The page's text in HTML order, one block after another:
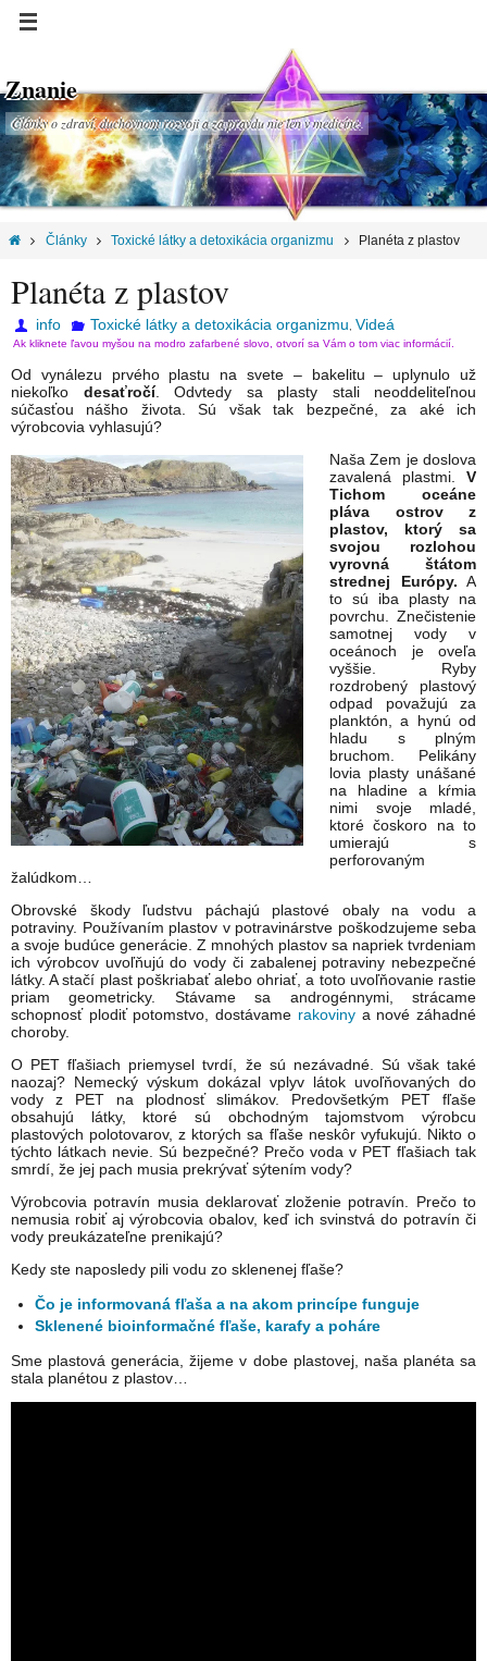
Znanie
Články o zdraví, duchovnom rozvoji a za pravdu nie len v medicíne.
Články Toxické látky a detoxikácia organizmu Planéta z plastov
Planéta z plastov
info Toxické látky a detoxikácia organizmu Videá
Ak kliknete ľavou myšou na modro zafarbené slovo, otvorí sa Vám o tom viac informácií.
Od vynálezu prvého plastu na svete – bakelitu – uplynulo už
niekoľko desaťročí. Odvtedy sa plasty stali neoddeliteľnou
súčasťou nášho života. Sú však tak bezpečné, za aké ich
výrobcovia vyhlasujú?
Naša Zem je doslova
zavalená plastmi. V
Tichom oceáne
pláva ostrov z
plastov, ktorý sa
svojou rozlohou
vyrovná štátom
strednej Európy. A
to sú iba plasty na
povrchu. Znečistenie
samotnej vody v
oceánoch je oveľa
vyššie. Ryby
rozdrobený plastový
odpad považujú za
planktón, a hynú od
hladu s plným
bruchom. Pelikány
lovia plasty unášané
na hladine a kŕmia
nimi svoje mladé,
ktoré čoskoro na to
umierajú s
perforovaným
žalúdkom…
Obrovské škody ľudstvu páchajú plastové obaly na vodu a
potraviny. Používaním plastov v potravinárstve poškodzujeme seba
a svoje budúce generácie. Z mnohých plastov sa napriek tvrdeniam
ich výrobcov uvoľňujú do vody či zabalenej potraviny nebezpečné
látky. A stačí plast poškriabať alebo ohriať, a toto uvoľňovanie rastie
priam geometricky. Stávame sa androgénnymi, strácame
schopnosť plodiť potomstvo, dostávame rakovinya nové záhadné
choroby.
O PET fľašiach priemysel tvrdí, že sú nezávadné. Sú však také
naozaj? Nemecký výskum dokázal vplyv látok uvoľňovaných do
vody z PET na plodnosť slimákov. Predovšetkým PET fľaše
obsahujú látky, ktoré sú obchodným tajomstvom výrobcu
plastových polotovarov, z ktorých sa fľaše neskôr vyfukujú. Nikto o
týchto látkach nevie. Sú bezpečné? Prečo voda v PET fľašiach tak
smrdí, že jej pach musia prekrývať sýtením vody?
Výrobcovia potravín musia deklarovať zloženie potravín. Prečo to
nemusia robiť aj výrobcovia obalov, keď ich svinstvá do potravín či
vody preukázateľne prenikajú?
Kedy ste naposledy pili vodu zo sklenenej fľaše?
Čo je informovaná fľaša a na akom princípe funguje
Sklenené bioinformačné fľaše, karafy a poháre
Sme plastová generácia, žijeme v dobe plastovej, naša planéta sa
stala planétou z plastov…